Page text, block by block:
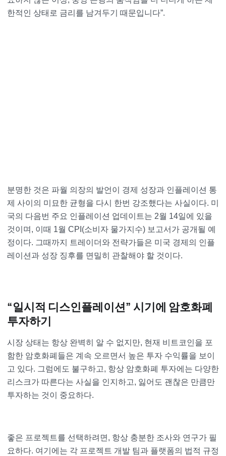
한적인 상태로 금리를 남겨두기 때문입니다”.
분명한 것은 파월 의장의 발언이 경제 성장과 인플레이션 통
제 사이의 미묘한 균형을 다시 한번 강조했다는 사실이다. 미
국의 다음번 주요 인플레이션 업데이트는 2월 14일에 있을
것이며, 이때 1월 CPI(소비자 물가지수) 보고서가 공개될 예
정이다. 그때까지 트레이더와 전략가들은 미국 경제의 인플
레이션과 성장 징후를 면밀히 관찰해야 할 것이다.
“일시적 디스인플레이션” 시기에 암호화폐
투자하기
시장 상태는 항상 완벽히 알 수 없지만, 현재 비트코인을 포
함한 암호화폐들은 계속 오르면서 높은 투자 수익률을 보이
고 있다. 그럼에도 불구하고, 항상 암호화폐 투자에는 다양한
리스크가 따른다는 사실을 인지하고, 잃어도 괜찮은 만큼만
투자하는 것이 중요하다.
좋은 프로젝트를 선택하려면, 항상 충분한 조사와 연구가 필
요하다. 여기에는 각 프로젝트 개발 팀과 플랫폼의 법적 규정